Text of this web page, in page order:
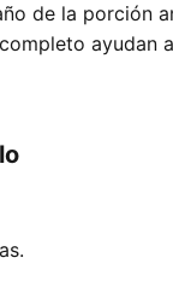
de la porción
ayudan